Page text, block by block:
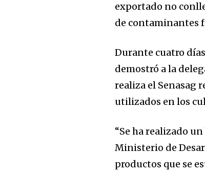
exportado no
de contaminantes
Durante cuatro
demostró a la
realiza el Senasag
utilizados en los
“Se ha realizado
Ministerio de
productos que se